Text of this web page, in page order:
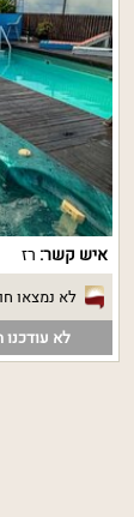
איש קשר: רז
לא נמצאו
לא עודכנו